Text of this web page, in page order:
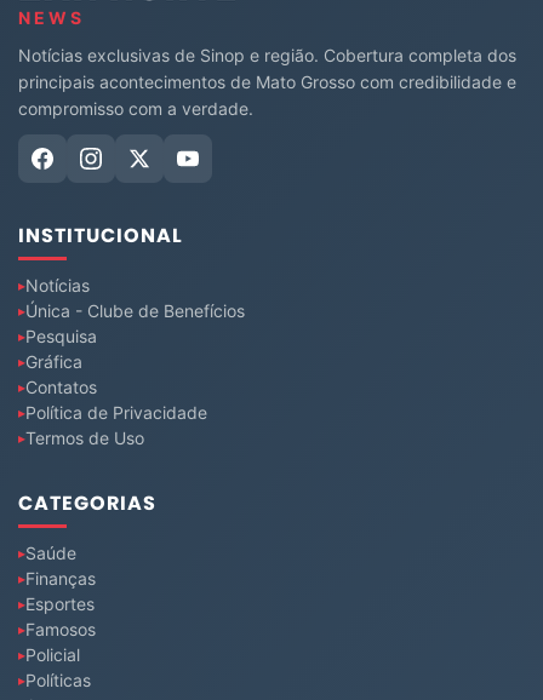
NEWS
Notícias exclusivas de Sinop e região. Cobertura completa dos
principais acontecimentos de Mato Grosso com credibilidade e
compromisso com a verdade.
INSTITUCIONAL
Notícias
Única - Clube de Benefícios
Pesquisa
Gráfica
Contatos
Política de Privacidade
Termos de Uso
CATEGORIAS
Saúde
Finanças
Esportes
Famosos
Policial
Políticas